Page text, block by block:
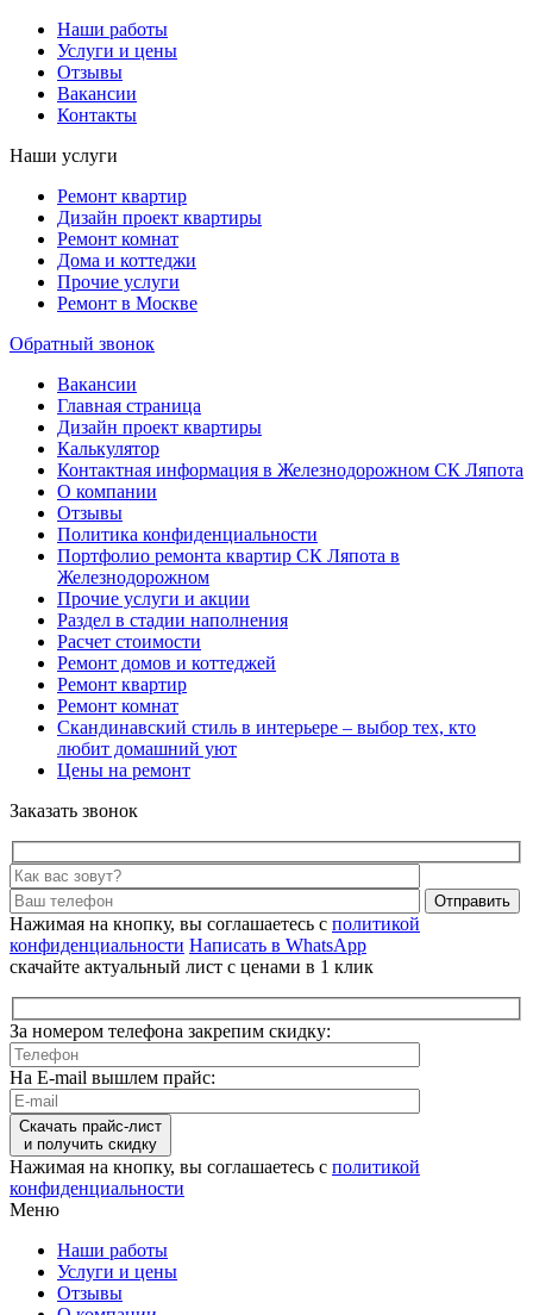
Наши работы
Услуги и цены
Отзывы
Вакансии
Контакты
Наши услуги
Ремонт квартир
Дизайн проект квартиры
Ремонт комнат
Дома и коттеджи
Прочие услуги
Ремонт в Москве
Обратный звонок
Вакансии
Главная страница
Дизайн проект квартиры
Калькулятор
Контактная информация в Железнодорожном СК Ляпота
О компании
Отзывы
Политика конфиденциальности
Портфолио ремонта квартир СК Ляпота в
Железнодорожном
Прочие услуги и акции
Раздел в стадии наполнения
Расчет стоимости
Ремонт домов и коттеджей
Ремонт квартир
Ремонт комнат
Скандинавский стиль в интерьере – выбор тех, кто
любит домашний уют
Цены на ремонт
Заказать звонок
Отправить
Нажимая на кнопку, вы соглашаетесь с политикой
конфиденциальности Написать в WhatsApp
скачайте актуальный лист с ценами в 1 клик
За номером телефона закрепим скидку:
На E-mail вышлем прайс:
Скачать прайс-лист
и получить скидку
Нажимая на кнопку, вы соглашаетесь с политикой
конфиденциальности
Меню
Наши работы
Услуги и цены
Отзывы